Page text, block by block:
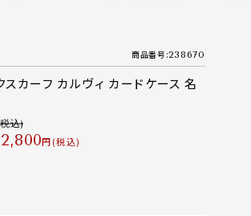
商品番号 238670
スカーフ カルヴィ カードケース 名
税込